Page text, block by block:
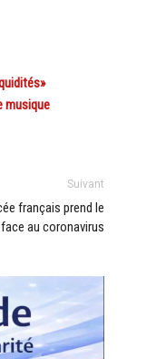
musique
Suivant
français prend le
au coronavirus